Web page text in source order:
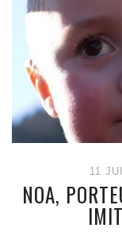
11
NOA,